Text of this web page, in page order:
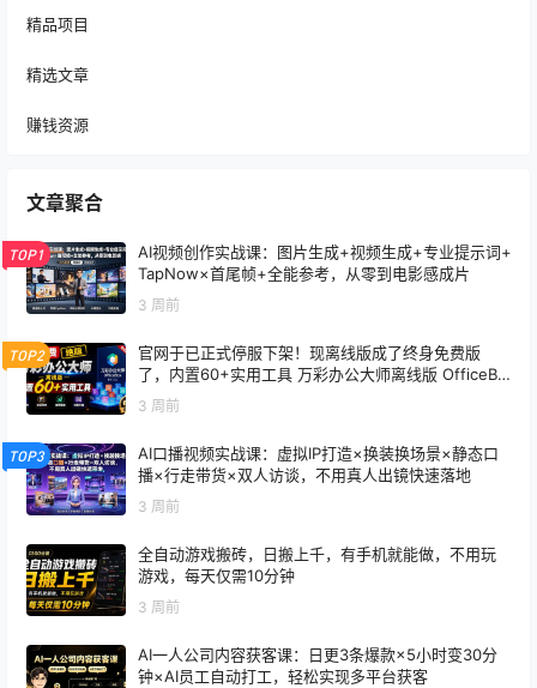
精品项目
精选文章
赚钱资源
文章聚合
TOP1
AI视频创作实战课：图片生成+视频生成+专业提示词+
TapNow×首尾帧+全能参考，从零到电影感成片
3 周前
TOP2
官网于已正式停服下架！现离线版成了终身免费版
了，内置60+实用工具 万彩办公大师离线版 OfficeBo
3 周前
TOP3
AI口播视频实战课：虚拟IP打造×换装换场景×静态口
播×行走带货×双人访谈，不用真人出镜快速落地
3 周前
全自动游戏搬砖，日搬上千，有手机就能做，不用玩
游戏，每天仅需10分钟
3 周前
AI一人公司内容获客课：日更3条爆款×5小时变30分
钟×AI员工自动打工，轻松实现多平台获客